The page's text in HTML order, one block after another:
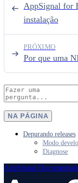
AppSignal for
instalação
Por que uma
PRÓXIMO
NA PÁGINA
Depurando releases
Modo
Diagnose
AppSignal